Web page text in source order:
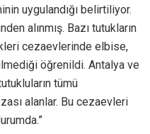
uygulandığı belirtiliyor.
alınmış. Bazı tutukların
cezaevlerinde elbise,
öğrenildi. Antalya ve
tümü
alanlar. Bu cezaevleri